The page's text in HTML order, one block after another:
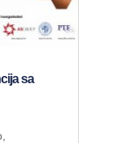
sa